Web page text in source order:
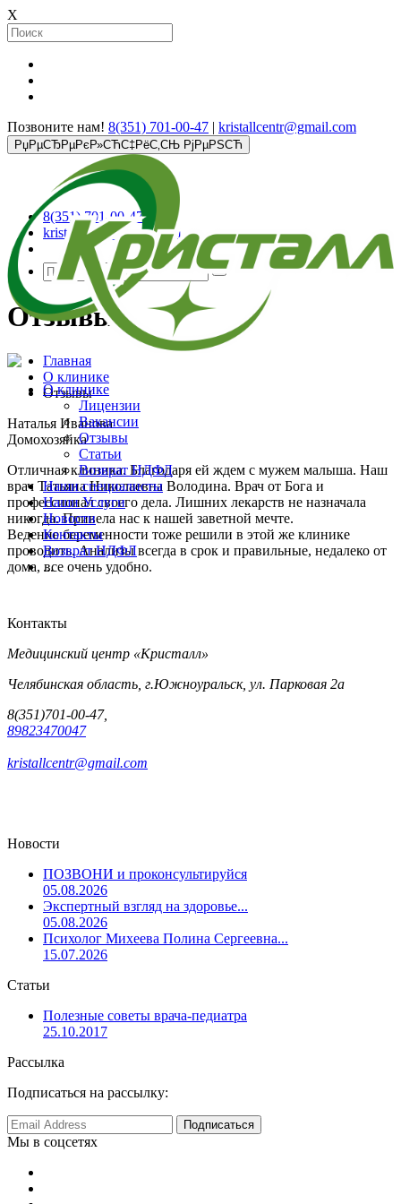
X
Позвоните нам! 8(351) 701-00-47 | kristallcentr@gmail.com
РџРµСЂРµРєР»СЋС‡РёС‚СЊ РјРµРЅСЋ
О клинике
Лицензии
Вакансии
Отзывы
Статьи
Возврат НДФЛ
Наши специалисты
Наши Услуги
Новости
Контакты
Возврат НДФЛ
...
8(351) 701-00-47
kristallcentr@gmail.com
Отзывы
Главная
О клинике
Отзывы
Наталья Иванова
Домохозяйка
Отличная клиника. Благодаря ей ждем с мужем малыша. Наш
врач Татьяна Николаевна Володина. Врач от Бога и
профессионал своего дела. Лишних лекарств не назначала
никогда. Привела нас к нашей заветной мечте.
Ведение беременности тоже решили в этой же клинике
проводить. Анализы всегда в срок и правильные, недалеко от
дома, все очень удобно.
Контакты
Медицинский центр «Кристалл»
Челябинская область, г.Южноуральск, ул. Парковая 2а
8(351)701-00-47,
89823470047
kristallcentr@gmail.com
Новости
ПОЗВОНИ и проконсультируйся
05.08.2026
Экспертный взгляд на здоровье...
05.08.2026
Психолог Михеева Полина Сергеевна...
15.07.2026
Статьи
Полезные советы врача-педиатра
25.10.2017
Рассылка
Подписаться на рассылку:
Мы в соцсетях